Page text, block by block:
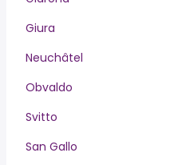
Giura
Neuchâtel
Obvaldo
Svitto
San Gallo